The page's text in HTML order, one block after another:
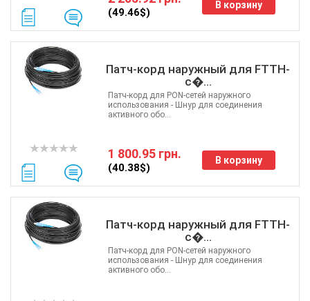
(49.46$)
В корзину
Патч-корд наружный для FTTH-
с�...
1 800.95 грн.
(40.38$)
В корзину
Патч-корд для PON-сетей наружного
использования - Шнур для соединения
активного обо...
Патч-корд наружный для FTTH-
с�...
Патч-корд для PON-сетей наружного
использования - Шнур для соединения
активного обо...